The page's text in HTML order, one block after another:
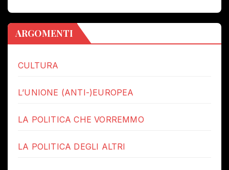
ARGOMENTI
CULTURA
L’UNIONE (ANTI-)EUROPEA
LA POLITICA CHE VORREMMO
LA POLITICA DEGLI ALTRI